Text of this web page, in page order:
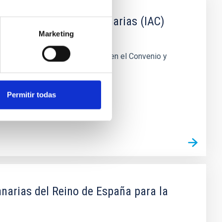
Marketing
Permitir todas
de Astrofísica de Canarias (IAC)
y condiciones contemplados en el Convenio y
del Reino de España para la